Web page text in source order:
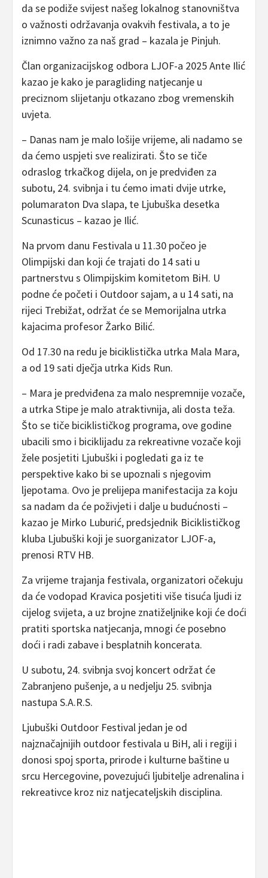
da se podiže svijest našeg lokalnog stanovništva
o važnosti održavanja ovakvih festivala, a to je
iznimno važno za naš grad – kazala je Pinjuh.
Član organizacijskog odbora LJOF-a 2025 Ante Ilić
kazao je kako je paragliding natjecanje u
preciznom slijetanju otkazano zbog vremenskih
uvjeta.
– Danas nam je malo lošije vrijeme, ali nadamo se
da ćemo uspjeti sve realizirati. Što se tiče
odraslog trkačkog dijela, on je predviđen za
subotu, 24. svibnja i tu ćemo imati dvije utrke,
polumaraton Dva slapa, te Ljubuška desetka
Scunasticus – kazao je Ilić.
Na prvom danu Festivala u 11.30 počeo je
Olimpijski dan koji će trajati do 14 sati u
partnerstvu s Olimpijskim komitetom BiH. U
podne će početi i Outdoor sajam, a u 14 sati, na
rijeci Trebižat, održat će se Memorijalna utrka
kajacima profesor Žarko Bilić.
Od 17.30 na redu je biciklistička utrka Mala Mara,
a od 19 sati dječja utrka Kids Run.
– Mara je predviđena za malo nespremnije vozače,
a utrka Stipe je malo atraktivnija, ali dosta teža.
Što se tiče biciklističkog programa, ove godine
ubacili smo i biciklijadu za rekreativne vozače koji
žele posjetiti Ljubuški i pogledati ga iz te
perspektive kako bi se upoznali s njegovim
ljepotama. Ovo je prelijepa manifestacija za koju
sa nadam da će poživjeti i dalje u budućnosti –
kazao je Mirko Luburić, predsjednik Biciklističkog
kluba Ljubuški koji je suorganizator LJOF-a,
prenosi RTV HB.
Za vrijeme trajanja festivala, organizatori očekuju
da će vodopad Kravica posjetiti više tisuća ljudi iz
cijelog svijeta, a uz brojne znatiželjnike koji će doći
pratiti sportska natjecanja, mnogi će posebno
doći i radi zabave i besplatnih koncerata.
U subotu, 24. svibnja svoj koncert održat će
Zabranjeno pušenje, a u nedjelju 25. svibnja
nastupa S.A.R.S.
Ljubuški Outdoor Festival jedan je od
najznačajnijih outdoor festivala u BiH, ali i regiji i
donosi spoj sporta, prirode i kulturne baštine u
srcu Hercegovine, povezujući ljubitelje adrenalina i
rekreativce kroz niz natjecateljskih disciplina.